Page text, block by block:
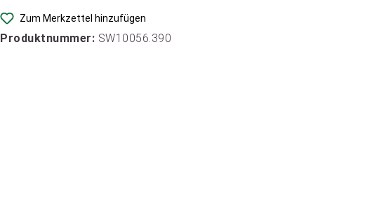
Zum Merkzettel hinzufügen
Produktnummer: SW10056.390